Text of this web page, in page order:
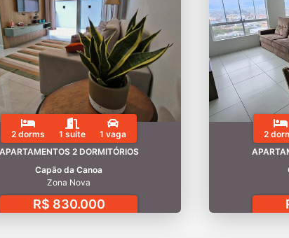
2 dorms 1 suíte
1 vaga
APARTAMENTOS 2 DORMITÓRIOS
Capão da Canoa
Zona Nova
R$ 830.000
2